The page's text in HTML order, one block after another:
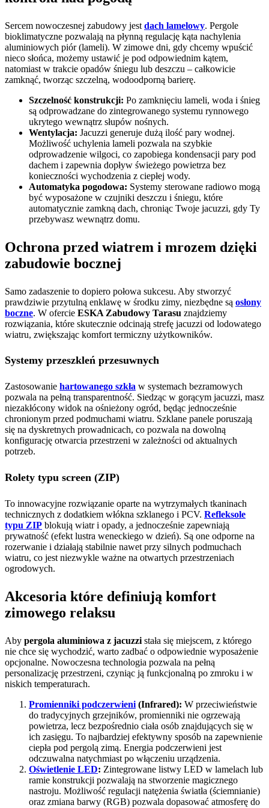
Sercem nowoczesnej zabudowy jest dach lamelowy. Pergole
bioklimatyczne pozwalają na płynną regulację kąta nachylenia
aluminiowych piór (lameli). W zimowe dni, gdy chcemy wpuścić
nieco słońca, możemy ustawić je pod odpowiednim kątem,
natomiast w trakcie opadów śniegu lub deszczu – całkowicie
zamknąć, tworząc szczelną, wodoodporną barierę.
Szczelność konstrukcji: Po zamknięciu lameli, woda i śnieg
są odprowadzane do zintegrowanego systemu rynnowego
ukrytego wewnątrz słupów nośnych.
Wentylacja: Jacuzzi generuje dużą ilość pary wodnej.
Możliwość uchylenia lameli pozwala na szybkie
odprowadzenie wilgoci, co zapobiega kondensacji pary pod
dachem i zapewnia dopływ świeżego powietrza bez
konieczności wychodzenia z ciepłej wody.
Automatyka pogodowa: Systemy sterowane radiowo mogą
być wyposażone w czujniki deszczu i śniegu, które
automatycznie zamkną dach, chroniąc Twoje jacuzzi, gdy Ty
przebywasz wewnątrz domu.
Ochrona przed wiatrem i mrozem dzięki
zabudowie bocznej
Samo zadaszenie to dopiero połowa sukcesu. Aby stworzyć
prawdziwie przytulną enklawę w środku zimy, niezbędne są osłony
boczne. W ofercie ESKA Zabudowy Tarasu znajdziemy
rozwiązania, które skutecznie odcinają strefę jacuzzi od lodowatego
wiatru, zwiększając komfort termiczny użytkowników.
Systemy przeszkleń przesuwnych
Zastosowanie hartowanego szkła w systemach bezramowych
pozwala na pełną transparentność. Siedząc w gorącym jacuzzi, masz
niezakłócony widok na ośnieżony ogród, będąc jednocześnie
chronionym przed podmuchami wiatru. Szklane panele poruszają
się na dyskretnych prowadnicach, co pozwala na dowolną
konfigurację otwarcia przestrzeni w zależności od aktualnych
potrzeb.
Rolety typu screen (ZIP)
To innowacyjne rozwiązanie oparte na wytrzymałych tkaninach
technicznych z dodatkiem włókna szklanego i PCV. Refleksole
typu ZIP blokują wiatr i opady, a jednocześnie zapewniają
prywatność (efekt lustra weneckiego w dzień). Są one odporne na
rozerwanie i działają stabilnie nawet przy silnych podmuchach
wiatru, co jest niezwykle ważne na otwartych przestrzeniach
ogrodowych.
Akcesoria które definiują komfort
zimowego relaksu
Aby pergola aluminiowa z jacuzzi stała się miejscem, z którego
nie chce się wychodzić, warto zadbać o odpowiednie wyposażenie
opcjonalne. Nowoczesna technologia pozwala na pełną
personalizację przestrzeni, czyniąc ją funkcjonalną po zmroku i w
niskich temperaturach.
Promienniki podczerwieni (Infrared): W przeciwieństwie
do tradycyjnych grzejników, promienniki nie ogrzewają
powietrza, lecz bezpośrednio ciała osób znajdujących się w
ich zasięgu. To najbardziej efektywny sposób na zapewnienie
ciepła pod pergolą zimą. Energia podczerwieni jest
odczuwalna natychmiast po włączeniu urządzenia.
Oświetlenie LED: Zintegrowane listwy LED w lamelach lub
ramie konstrukcji pozwalają na stworzenie magicznego
nastroju. Możliwość regulacji natężenia światła (ściemnianie)
oraz zmiana barwy (RGB) pozwala dopasować atmosferę do